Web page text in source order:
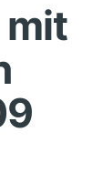
mit